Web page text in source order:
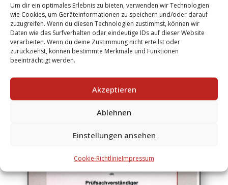
Um dir ein optimales Erlebnis zu bieten, verwenden wir Technologien
wie Cookies, um Geräteinformationen zu speichern und/oder darauf
zuzugreifen. Wenn du diesen Technologien zustimmst, können wir
Daten wie das Surfverhalten oder eindeutige IDs auf dieser Website
verarbeiten. Wenn du deine Zustimmung nicht erteilst oder
zurückziehst, können bestimmte Merkmale und Funktionen
beeinträchtigt werden.
Akzeptieren
Ablehnen
Einstellungen ansehen
Cookie-RichtlinieImpressum
Zertifikate